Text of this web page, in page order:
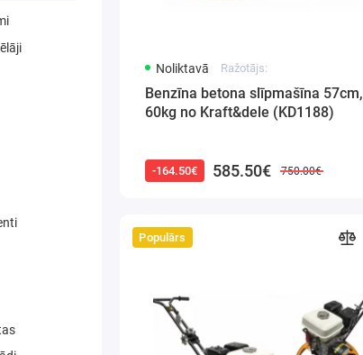
Noliktavā Ražotājs:
Benzīna betona slīpmašīna 57cm,
60kg no Kraft&dele (KD1188)
-164.50€ 585.50€ 750.00€
Populārs